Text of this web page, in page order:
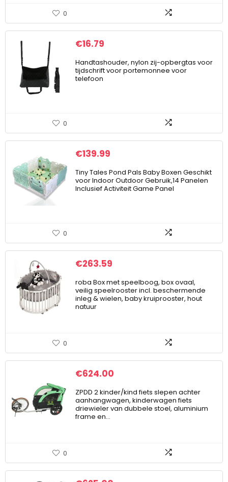
0
€16.79
Handtashouder, nylon zij-opbergtas voor
tijdschrift voor portemonnee voor
telefoon
0
€139.99
Tiny Tales Pond Pals Baby Boxen Geschikt
voor Indoor Outdoor Gebruik,14 Panelen
Inclusief Activiteit Game Panel
0
€263.59
roba Box met speelboog, box ovaal,
veilig speelrooster incl. beschermende
inleg & wielen, baby kruiprooster, hout
natuur
0
€624.00
ZPDD 2 kinder/kind fiets slepen achter
aanhangwagen, kinderwagen fiets
driewieler van dubbele stoel, aluminium
frame en…
0